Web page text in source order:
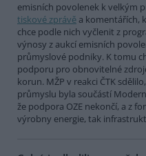
emisních povolenek k velkým
tiskové zprávě a komentářích,
chce podle nich vyčlenit z
výnosy z aukcí emisních
průmyslové podniky. K tomu
podporu pro obnovitelné
korun. MŽP v reakci ČTK
průmyslu byla součástí
že podpora OZE nekončí, a z
výrobny energie, tak